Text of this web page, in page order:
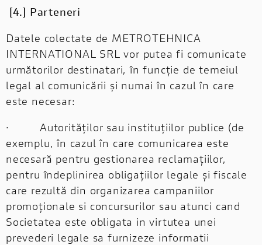
[4.] Parteneri
Datele colectate de METROTEHNICA
INTERNATIONAL SRL vor putea fi comunicate
următorilor destinatari, în funcție de temeiul
legal al comunicării și numai în cazul în care
este necesar:
· Autorităților sau instituțiilor publice (de
exemplu, în cazul în care comunicarea este
necesară pentru gestionarea reclamațiilor,
pentru îndeplinirea obligațiilor legale și fiscale
care rezultă din organizarea campaniilor
promoționale si concursurilor sau atunci cand
Societatea este obligata in virtutea unei
prevederi legale sa furnizeze informatii